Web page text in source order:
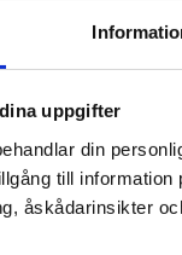
uppgifter
din
till
åskådarinsikter
Men hen
då har vattnet
och tror därmed
Öbo,
i Varberg